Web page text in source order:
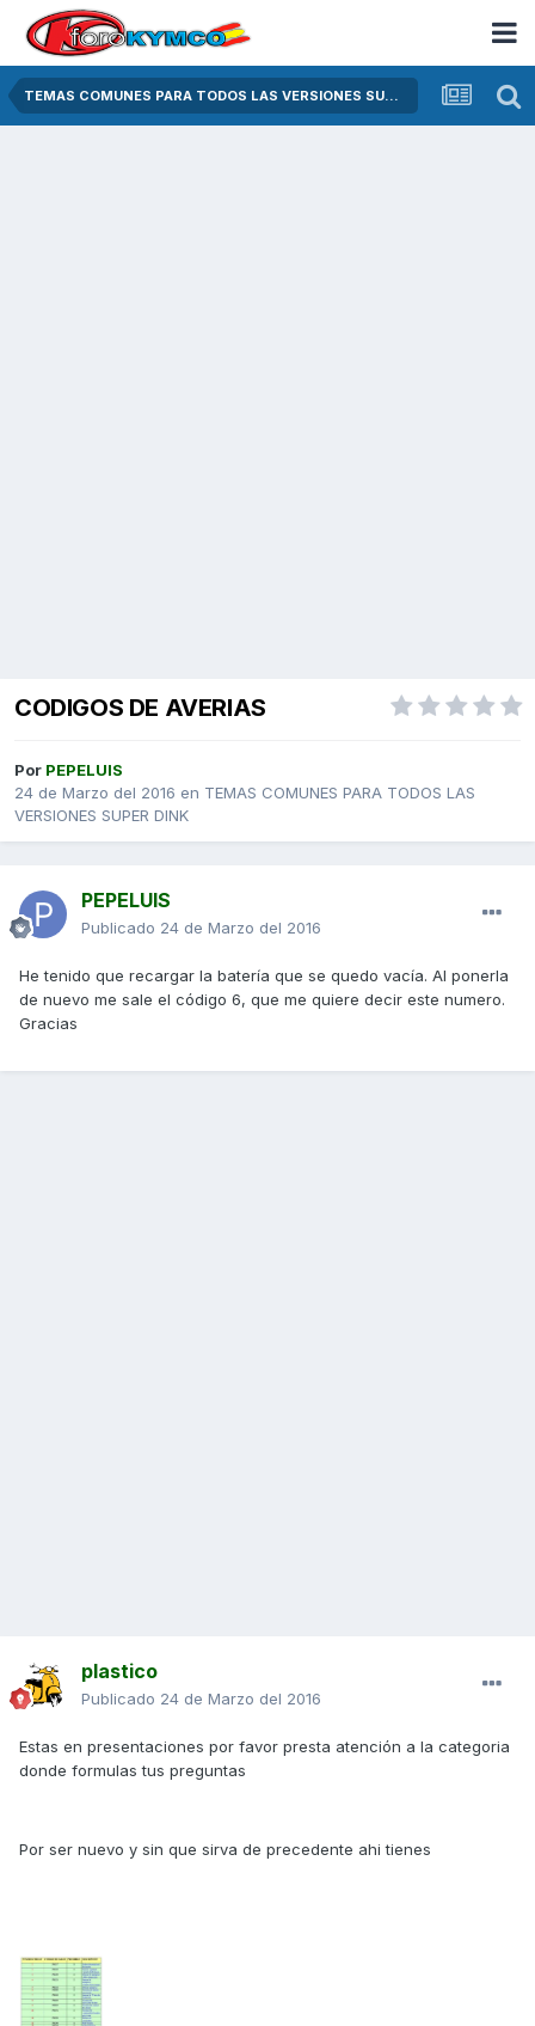
TEMAS COMUNES PARA TODOS LAS VERSIONES SUPER DINK
CODIGOS DE AVERIAS
Por PEPELUIS
24 de Marzo del 2016 en TEMAS COMUNES PARA TODOS LAS
VERSIONES SUPER DINK
PEPELUIS
Publicado 24 de Marzo del 2016
He tenido que recargar la batería que se quedo vacía. Al ponerla
de nuevo me sale el código 6, que me quiere decir este numero.
Gracias
plastico
Publicado 24 de Marzo del 2016
Estas en presentaciones por favor presta atención a la categoria
donde formulas tus preguntas
Por ser nuevo y sin que sirva de precedente ahi tienes